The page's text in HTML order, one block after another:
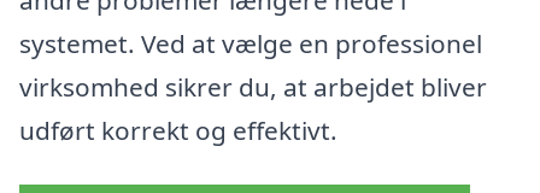
systemet. Ved at vælge en professionel
virksomhed sikrer du, at arbejdet bliver
udført korrekt og effektivt.